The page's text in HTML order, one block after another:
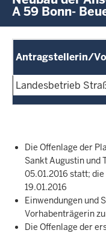
hier
A 59 Bonn-
Antragstellerin/
Landesbetrieb
Die Offenlage der
Sankt Augustin und
05.01.2016 statt;
19.01.2016
Einwendungen und
Vorhabenträgerin
Die Offenlage der